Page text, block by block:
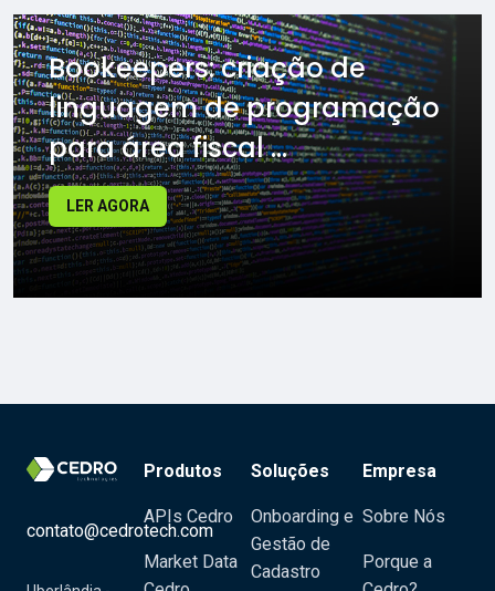
Bookeepers: criação de
linguagem de programação
para área fiscal ...
LER AGORA
contato@cedrotech.com
Produtos
APIs Cedro
Market Data
Soluções
Onboarding e
Gestão de
Cadastro
Empresa
Sobre Nós
Porque a